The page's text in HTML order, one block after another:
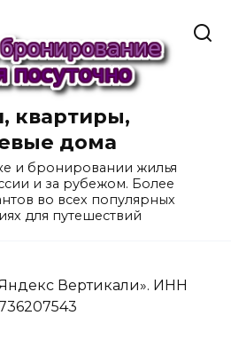
квартиры,
дома
и бронировании жилья
и за рубежом. Более
во всех популярных
для путешествий
Вертикали». ИНН